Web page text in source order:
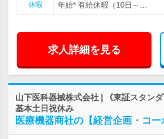
休暇
年始* 有給休暇（10日～…
求人詳細を見る
山下医科器械株式会社 | 《東証スタン
基本土日祝休み
医療機器商社の【経営企画・コ